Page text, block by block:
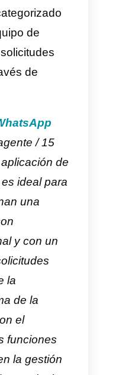
cliente.
volúmenes
además
la solución
automática y,
el que el
una
solicitar
operador
decidir
estrategia y los